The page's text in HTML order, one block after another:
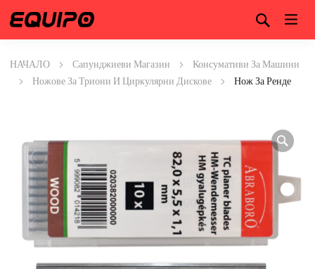
НАЧАЛО Сапунджиеви Магазин
Консумативи За Машини
Ножове За Триони И Циркулярни Дискове
Нож За Ренде